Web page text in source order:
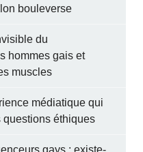
bouleverse
du
hommes gais et
muscles
médiatique qui
éthiques